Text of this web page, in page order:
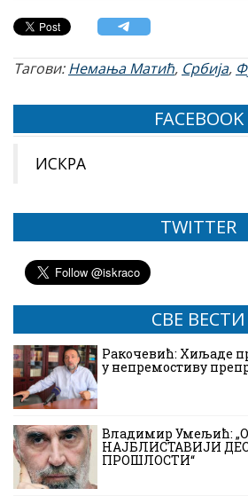
Тагови:Немања Матић, Србија,
FACEBOOK
ИСКРА
TWITTER
СВЕ ВЕСТИ
Ракочевић: Хиљаде
у непремостиву
Владимир Умељић:
НАЈБЛИСТАВИЈИ
ПРОШЛОСТИ“